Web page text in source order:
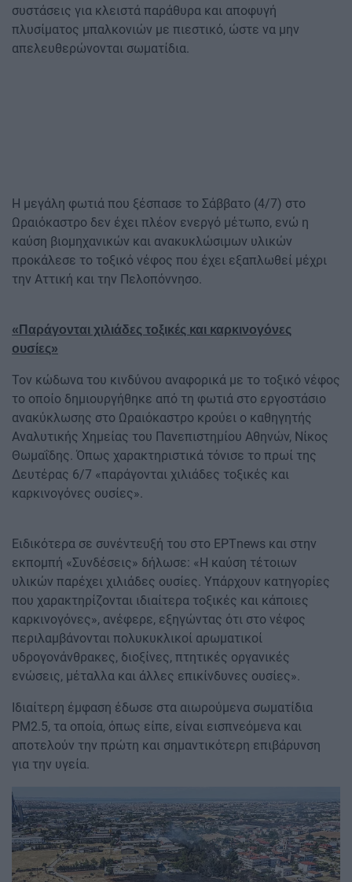
συστάσεις για κλειστά παράθυρα και αποφυγή
πλυσίματος μπαλκονιών με πιεστικό, ώστε να μην
απελευθερώνονται σωματίδια.
Η μεγάλη φωτιά που ξέσπασε το Σάββατο (4/7) στο
Ωραιόκαστρο δεν έχει πλέον ενεργό μέτωπο, ενώ η
καύση βιομηχανικών και ανακυκλώσιμων υλικών
προκάλεσε το τοξικό νέφος που έχει εξαπλωθεί μέχρι
την Αττική και την Πελοπόννησο.
«Παράγονται χιλιάδες τοξικές και καρκινογόνες
ουσίες»
Τον κώδωνα του κινδύνου αναφορικά με το τοξικό νέφος
το οποίο δημιουργήθηκε από τη φωτιά στο εργοστάσιο
ανακύκλωσης στο Ωραιόκαστρο κρούει ο καθηγητής
Αναλυτικής Χημείας του Πανεπιστημίου Αθηνών, Νίκος
Θωμαΐδης. Όπως χαρακτηριστικά τόνισε το πρωί της
Δευτέρας 6/7 «παράγονται χιλιάδες τοξικές και
καρκινογόνες ουσίες».
Ειδικότερα σε συνέντευξή του στο ΕΡΤnews και στην
εκπομπή «Συνδέσεις» δήλωσε: «Η καύση τέτοιων
υλικών παρέχει χιλιάδες ουσίες. Υπάρχουν κατηγορίες
που χαρακτηρίζονται ιδιαίτερα τοξικές και κάποιες
καρκινογόνες», ανέφερε, εξηγώντας ότι στο νέφος
περιλαμβάνονται πολυκυκλικοί αρωματικοί
υδρογονάνθρακες, διοξίνες, πτητικές οργανικές
ενώσεις, μέταλλα και άλλες επικίνδυνες ουσίες».
Ιδιαίτερη έμφαση έδωσε στα αιωρούμενα σωματίδια
PM2.5, τα οποία, όπως είπε, είναι εισπνεόμενα και
αποτελούν την πρώτη και σημαντικότερη επιβάρυνση
για την υγεία.
Image